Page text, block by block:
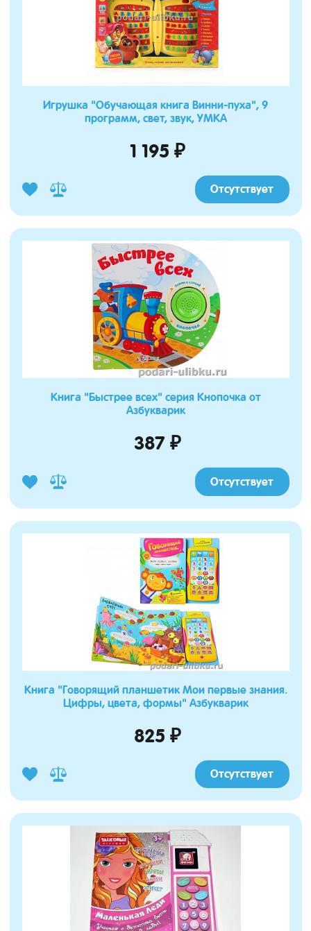
Игрушка "Обучающая книга Винни-пуха", 9
программ, свет, звук, УМКА
1 195 ₽
Отсутствует
Книга "Быстрее всех" серия Кнопочка от
Азбукварик
387 ₽
Отсутствует
Книга "Говорящий планшетик Мои первые знания.
Цифры, цвета, формы" Азбукварик
825 ₽
Отсутствует